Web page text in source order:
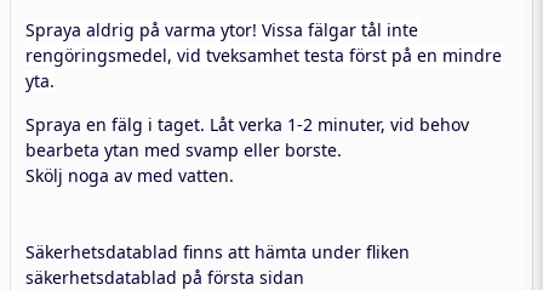
Spraya aldrig på varma ytor! Vissa fälgar tål inte
rengöringsmedel, vid tveksamhet testa först på en mindre
yta.
Spraya en fälg i taget. Låt verka 1-2 minuter, vid behov
bearbeta ytan med svamp eller borste.
Skölj noga av med vatten.
Säkerhetsdatablad finns att hämta under fliken
säkerhetsdatablad på första sidan